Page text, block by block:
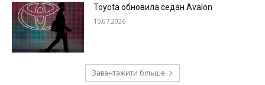
Toyota обновила седан Avalon
15.07.2026
Завантажити більше